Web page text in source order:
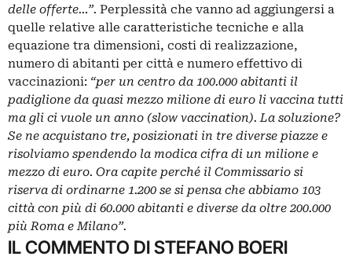
delle offerte…”. Perplessità che vanno ad aggiungersi a
quelle relative alle caratteristiche tecniche e alla
equazione tra dimensioni, costi di realizzazione,
numero di abitanti per città e numero effettivo di
vaccinazioni: “per un centro da 100.000 abitanti il
padiglione da quasi mezzo milione di euro li vaccina tutti
ma gli ci vuole un anno (slow vaccination). La soluzione?
Se ne acquistano tre, posizionati in tre diverse piazze e
risolviamo spendendo la modica cifra di un milione e
mezzo di euro. Ora capite perché il Commissario si
riserva di ordinarne 1.200 se si pensa che abbiamo 103
città con più di 60.000 abitanti e diverse da oltre 200.000
più Roma e Milano”.
IL COMMENTO DI STEFANO BOERI